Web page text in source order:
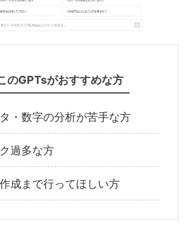
のGPTsがおすすめな方
・数字の分析が苦手な方
過多な方
成まで行ってほしい方